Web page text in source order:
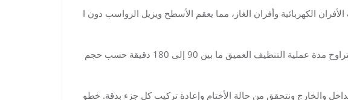
الكهربائية وأفران الغاز، مما يعقم الأسطح ويزيل الرواسب دون ا
هذه الطريقة تقلِّل زمن التجهيز؛ عمومًا تتراوح مدة عملية التنظيف العميق ما بين 90 إلى 180 دقيقة حسب حجم
والخارج ونتحقق من حالة الأختام وإعادة تركيب كل جزء بدقة. خطو